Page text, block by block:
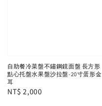
自助餐冷菜盤不鏽鋼鏡面盤 長方形
點心托盤水果盤沙拉盤-20寸蛋形金
耳
Regular
NT$ 2,000